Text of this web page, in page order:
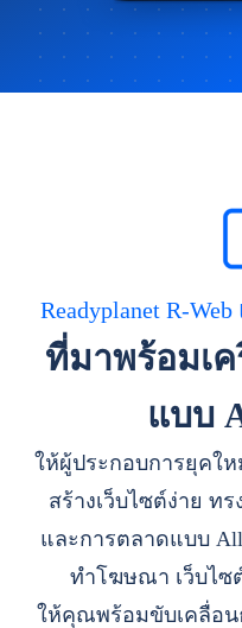
Readyplanet R-
ที่มาพร้อมเ
แบบ
ให้ผู้ประกอบการยุคให
สร้างเว็บไซต์ง่าย ท
และการตลาดแบบ
ทำโฆษณา เว็บไซ
ให้คุณพร้อมขับเคลื่อน